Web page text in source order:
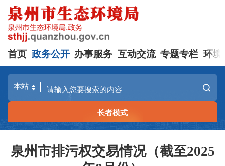
首页 政务公开 办事服务 互动交流 专题专栏 环境
长者模式
泉州市排污权交易情况（截至2025